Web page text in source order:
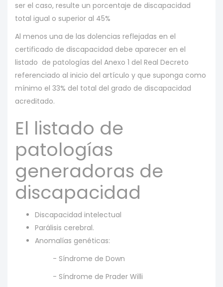
ser el caso, resulte un porcentaje de discapacidad
total igual o superior al 45%
Al menos una de las dolencias reflejadas en el
certificado de discapacidad debe aparecer en el
listado de patologías del Anexo 1 del Real Decreto
referenciado al inicio del artículo y que suponga como
mínimo el 33% del total del grado de discapacidad
acreditado.
El listado de
patologías
generadoras de
discapacidad
Discapacidad intelectual
Parálisis cerebral.
Anomalías genéticas:
- Síndrome de Down
- Síndrome de Prader Willi